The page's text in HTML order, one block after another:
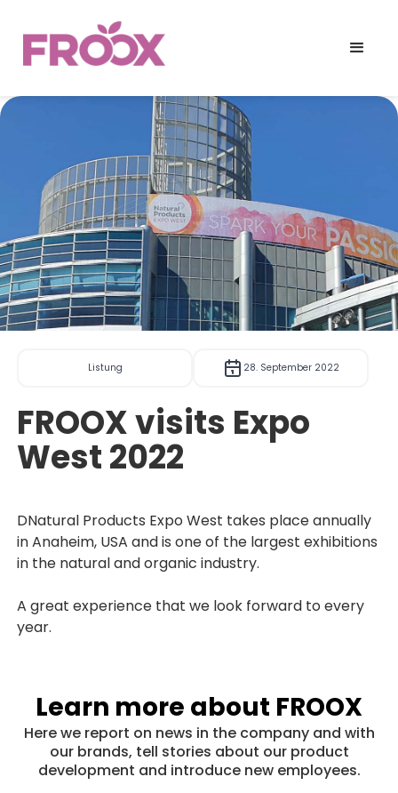
Listung 28. September 2022
FROOX visits Expo
West 2022
DNatural Products Expo West takes place annually
in Anaheim, USA and is one of the largest exhibitions
in the natural and organic industry.
A great experience that we look forward to every
year.
Learn more about FROOX
Here we report on news in the company and with
our brands, tell stories about our product
development and introduce new employees.